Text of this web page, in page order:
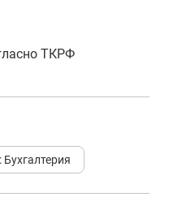
ТКРФ
Бухгалтерия